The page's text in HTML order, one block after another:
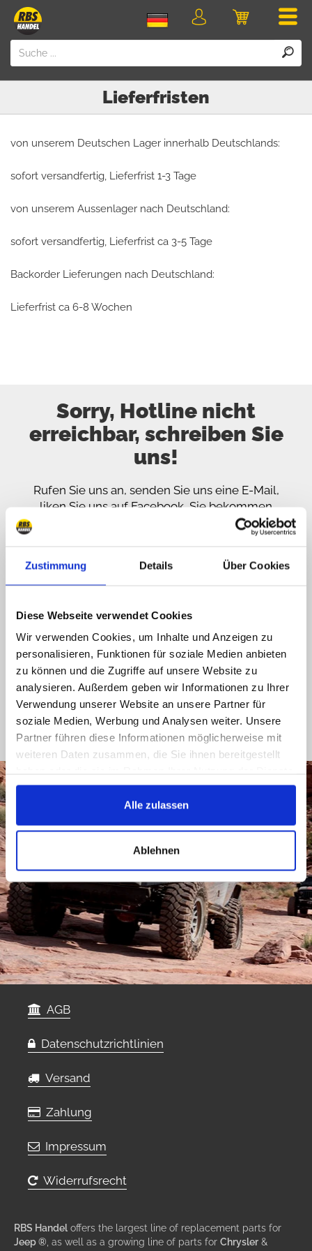
Zustimmung Details Über Cookies
Diese Webseite verwendet Cookies
Wir verwenden Cookies, um Inhalte und Anzeigen zu
personalisieren, Funktionen für soziale Medien anbieten
zu können und die Zugriffe auf unsere Website zu
analysieren. Außerdem geben wir Informationen zu Ihrer
Verwendung unserer Website an unsere Partner für
soziale Medien, Werbung und Analysen weiter. Unsere
Partner führen diese Informationen möglicherweise mit
weiteren Daten zusammen, die Sie ihnen bereitgestellt
gesammelt haben.
Alle zulassen
Ablehnen
Login
Lieferfristen
von unserem Deutschen Lager innerhalb Deutschlands:
sofort versandfertig, Lieferfrist 1-3 Tage
von unserem Aussenlager nach Deutschland:
sofort versandfertig, Lieferfrist ca 3-5 Tage
Backorder Lieferungen nach Deutschland:
Lieferfrist ca 6-8 Wochen
Sorry, Hotline nicht
erreichbar, schreiben Sie
uns!
Rufen Sie uns an, senden Sie uns eine E-Mail,
liken Sie uns auf Facebook, Sie bekommen
schnellstmöglich eine Antwort
(9:30-14:00 16:00-19:00)
Facebook
AGB
Datenschutzrichtlinien
Versand
Zahlung
Impressum
Widerrufsrecht
RBS Handel offers the largest line of replacement parts for
Jeep ® , as well as a growing line of parts for Chrysler &